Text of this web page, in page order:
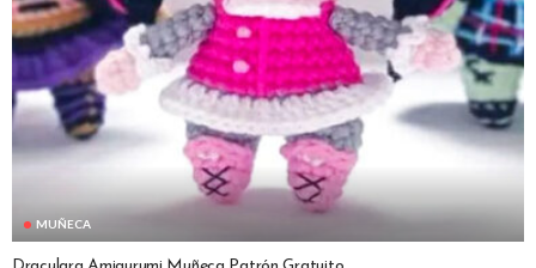
MUÑECA